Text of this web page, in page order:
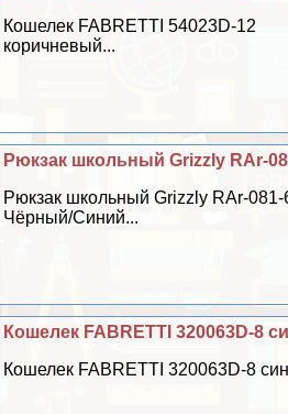
Кошелек FABRETTI 54023D-12
коричневый...
Рюкзак школьный Grizzly RAr-
Рюкзак школьный Grizzly RAr-081-
Чёрный/Синий...
Кошелек FABRETTI 320063D-8
Кошелек FABRETTI 320063D-8